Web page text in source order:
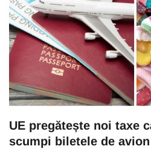
UE pregătește noi taxe
scumpi biletele de